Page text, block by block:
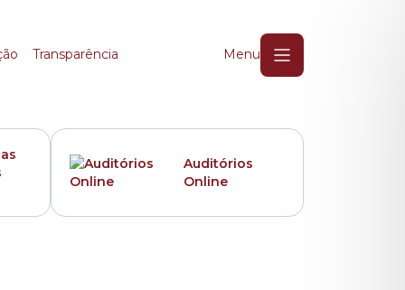
Transparência Menu
Auditórios
Online